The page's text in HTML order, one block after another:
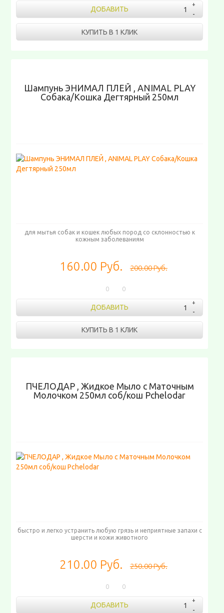
ДОБАВИТЬ
КУПИТЬ В 1 КЛИК
Шампунь ЭНИМАЛ ПЛЕЙ , ANIMAL PLAY
Собака/Кошка Дегтярный 250мл
для мытья собак и кошек любых пород со склонностью к
кожным заболеваниям
160.00 Руб. 200.00 Руб.
0 0
ДОБАВИТЬ
КУПИТЬ В 1 КЛИК
ПЧЕЛОДАР , Жидкое Мыло с Маточным
Молочком 250мл соб/кош Pchelodar
быстро и легко устранить любую грязь и неприятные запахи с
шерсти и кожи животного
210.00 Руб. 250.00 Руб.
0 0
ДОБАВИТЬ